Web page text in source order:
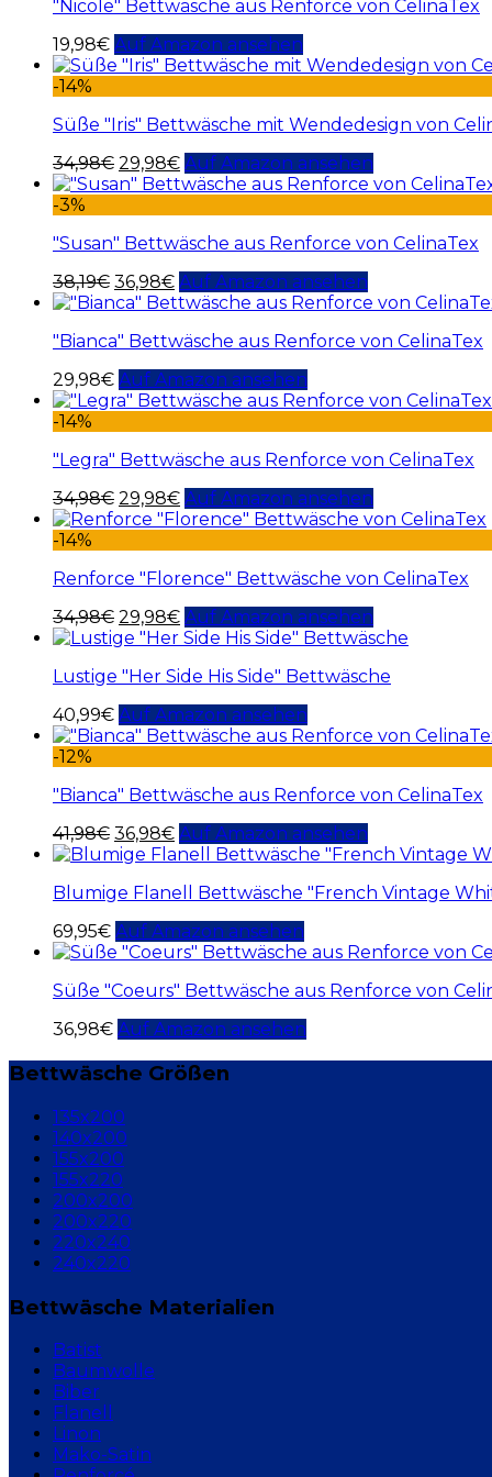
"Nicole" Bettwäsche aus Renforce von CelinaTex
19,98€ Auf Amazon ansehen
-14%
Süße "Iris" Bettwäsche mit Wendedesign von
34,98€ 29,98€ Auf Amazon ansehen
-3%
"Susan" Bettwäsche aus Renforce von CelinaTex
38,19€ 36,98€ Auf Amazon ansehen
"Bianca" Bettwäsche aus Renforce von CelinaTex
29,98€ Auf Amazon ansehen
-14%
"Legra" Bettwäsche aus Renforce von CelinaTex
34,98€ 29,98€ Auf Amazon ansehen
-14%
Renforce "Florence" Bettwäsche von CelinaTex
34,98€ 29,98€ Auf Amazon ansehen
Lustige "Her Side His Side" Bettwäsche
40,99€ Auf Amazon ansehen
-12%
"Bianca" Bettwäsche aus Renforce von CelinaTex
41,98€ 36,98€ Auf Amazon ansehen
Blumige Flanell Bettwäsche "French Vintage
69,95€ Auf Amazon ansehen
Süße "Coeurs" Bettwäsche aus Renforce von
36,98€ Auf Amazon ansehen
Bettwäsche Größen
135x200
140x200
155x200
155x220
200x200
200x220
220x240
240x220
Bettwäsche Materialien
Batist
Baumwolle
Biber
Flanell
Linon
Mako-Satin